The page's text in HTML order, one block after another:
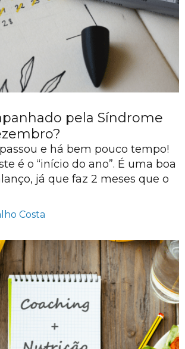
pela Síndrome
e há bem pouco tempo!
é o “início do ano”. É uma boa
já que faz 2 meses que o
Costa